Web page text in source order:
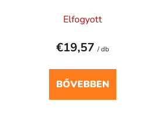
Elfogyott
€19,57 / db
BŐVEBBEN